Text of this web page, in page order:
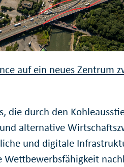
auf ein neues Zentrum
die durch den
alternative
und digitale